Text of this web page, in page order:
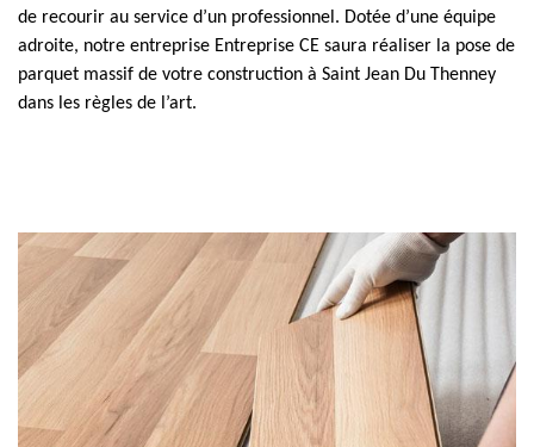
de recourir au service d’un professionnel. Dotée d’une équipe
adroite, notre entreprise Entreprise CE saura réaliser la pose de
parquet massif de votre construction à Saint Jean Du Thenney
dans les règles de l’art.